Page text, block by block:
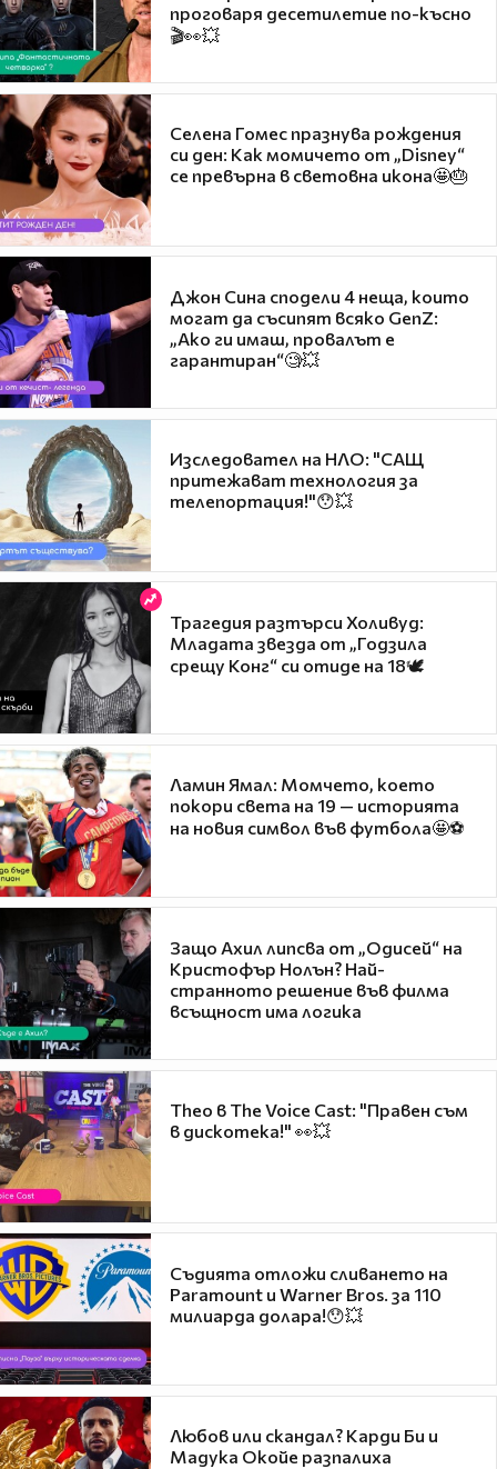
проговаря десетилетие по-късно
🎬👀💥
Селена Гомес празнува рождения
си ден: Как момичето от „Disney“
се превърна в световна икона🤩🎂
Джон Сина сподели 4 неща, които
могат да съсипят всяко GenZ:
„Ако ги имаш, провалът е
гарантиран“🧐💥
Изследовател на НЛО: "САЩ
притежават технология за
телепортация!"😯💥
Трагедия разтърси Холивуд:
Младата звезда от „Годзила
срещу Конг“ си отиде на 18🕊️
Ламин Ямал: Момчето, което
покори света на 19 — историята
на новия символ във футбола🤩⚽
Защо Ахил липсва от „Одисей“ на
Кристофър Нолън? Най-
странното решение във филма
всъщност има логика
Theo в The Voice Cast: "Правен съм
в дискотека!" 👀💥
Съдията отложи сливането на
Paramount и Warner Bros. за 110
милиарда долара!😯💥
Любов или скандал? Карди Би и
Мадука Окойе разпалиха